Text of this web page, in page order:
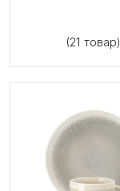
(21 товар)